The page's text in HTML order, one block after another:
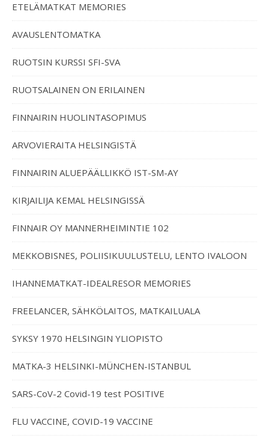
ETELÄMATKAT MEMORIES
AVAUSLENTOMATKA
RUOTSIN KURSSI SFI-SVA
RUOTSALAINEN ON ERILAINEN
FINNAIRIN HUOLINTASOPIMUS
ARVOVIERAITA HELSINGISTÄ
FINNAIRIN ALUEPÄÄLLIKKÖ IST-SM-AY
KIRJAILIJA KEMAL HELSINGISSÄ
FINNAIR OY MANNERHEIMINTIE 102
MEKKOBISNES, POLIISIKUULUSTELU, LENTO IVALOON
IHANNEMATKAT-IDEALRESOR MEMORIES
FREELANCER, SÄHKÖLAITOS, MATKAILUALA
SYKSY 1970 HELSINGIN YLIOPISTO
MATKA-3 HELSINKI-MÜNCHEN-ISTANBUL
SARS-CoV-2 Covid-19 test POSITIVE
FLU VACCINE, COVID-19 VACCINE